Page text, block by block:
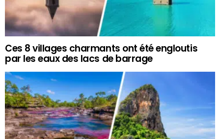
Ces 8 villages charmants ont été engloutis
par les eaux des lacs de barrage